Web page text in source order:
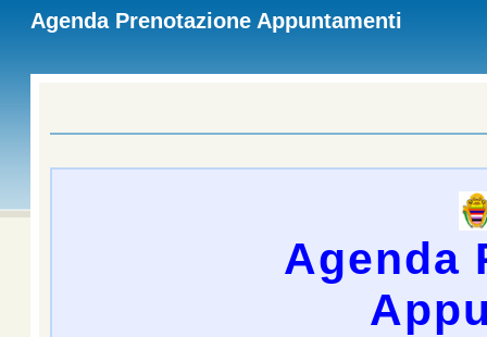
Agenda Prenotazione Appuntamenti
Agenda